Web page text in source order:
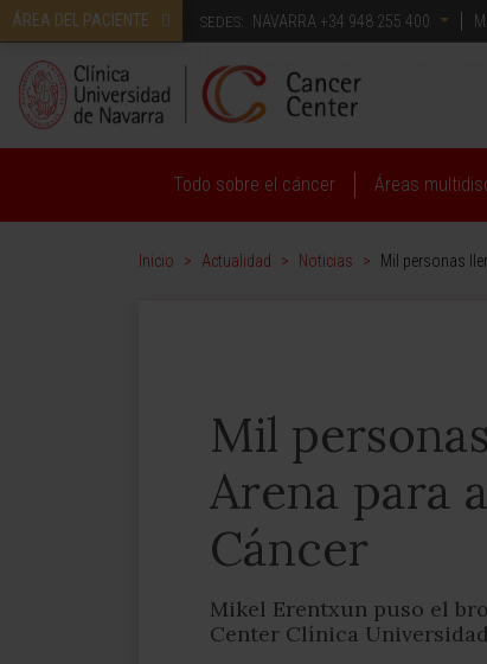
ÁREA DEL PACIENTE SEDES: NAVARRA +34 948 255 400
Todo sobre el cáncer Áreas
Inicio > Actualidad > Noticias > Mil personas
Mil
Arena para
Cáncer
Mikel Erentxun puso el
Center Clínica